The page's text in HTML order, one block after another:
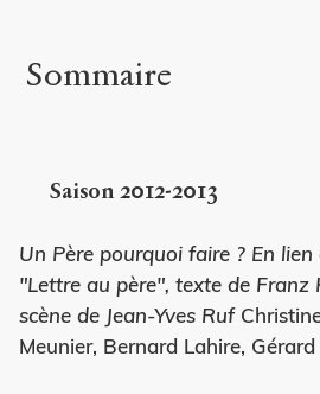
Sommaire
Saison 2012-2013
Un Père pourquoi faire ? En lien
"Lettre au père", texte de Franz
scène de Jean-Yves Ruf
Meunier, Bernard Lahire,